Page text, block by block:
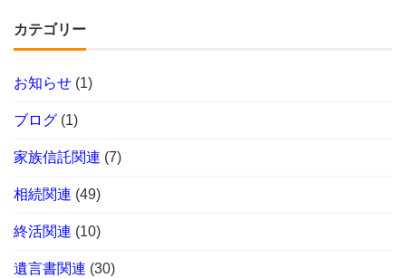
カテゴリー
お知らせ (1)
ブログ (1)
家族信託関連 (7)
相続関連 (49)
終活関連 (10)
遺言書関連 (30)